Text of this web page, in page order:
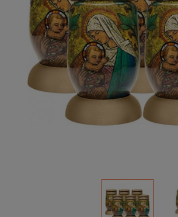
Zobacz wszystkie
Podłoża
Pozostałe
Środki ochrony roślin
Środki ochrony roślin dla
Zobacz wszystkie